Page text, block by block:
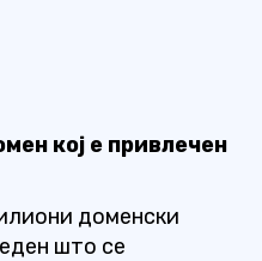
кој е привлечен
доменски
што се